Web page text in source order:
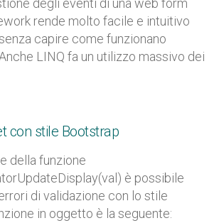
degli eventi di una web form
rende molto facile e intuitivo
capire come funzionano
LINQ fa un utilizzo massivo dei
con stile Bootstrap
della funzione
è possibile
di validazione con lo stile
in oggetto è la seguente: